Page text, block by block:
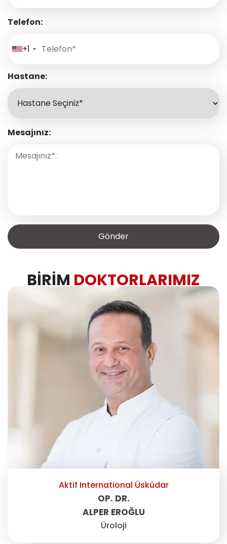
Telefon:
+1
Hastane:
Mesajınız:
BIRIM DOKTORLARIMIZ
Aktif International Üsküdar
OP. DR.
ALPER EROĞLU
Üroloji